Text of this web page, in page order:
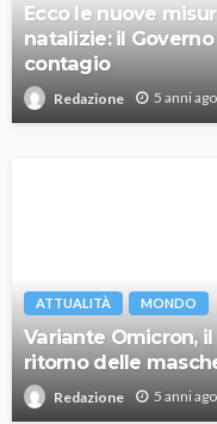
Ecco le nuove
natalizie: il
contagio
Redazione 5 anni ago
ATTUALITÀ MONDO
Variante Omicron,
ritorno delle
Redazione 5 anni ago